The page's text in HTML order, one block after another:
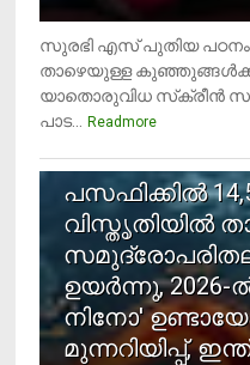
സുരഭി എസ് പുതിയ പഠനം
താഴെയുള്ള
യാതൊരുവിധ സ്‌ക്രീന്‍
പാട... Readmore
പസഫിക്കില്‍
വിസ്തൃതിയില്‍
ഉയര്‍ന്നു,
നിനോ'
മുന്നറിയിപ്പ്,